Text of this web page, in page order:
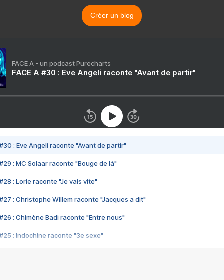
Créer un blog
FACE A - un podcast Purecharts
FACE A #30 : Eve Angeli raconte "Avant de partir"
#30 : Eve Angeli raconte "Avant de partir"
#29 : MC Solaar raconte "Bouge de là"
#28 : Lorie raconte "Je vais vite"
#27 : Christophe Willem raconte "Jacques a dit"
#26 : Chimène Badi raconte "Entre nous"
#25 : Indochine raconte "3e sexe"